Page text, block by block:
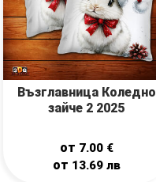
Възглавница Коледно
зайче 2 2025
от 7.00 €
от 13.69 лв